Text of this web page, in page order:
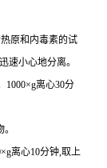
原和内毒素的试
速小心地分离。
1000×g离心30分
离心10分钟,取上